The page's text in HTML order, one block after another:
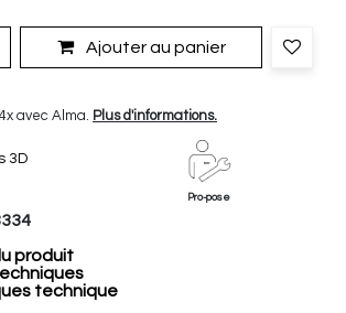
Ajouter au panier
avec Alma. Plus d'informations.
3D
Pro-pose
produit
technique